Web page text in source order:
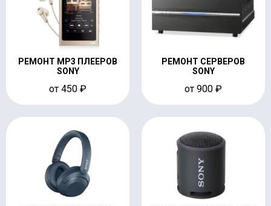
РЕМОНТ MP3 ПЛЕЕРОВ
SONY
от 450 ₽
РЕМОНТ СЕРВЕРОВ
SONY
от 900 ₽